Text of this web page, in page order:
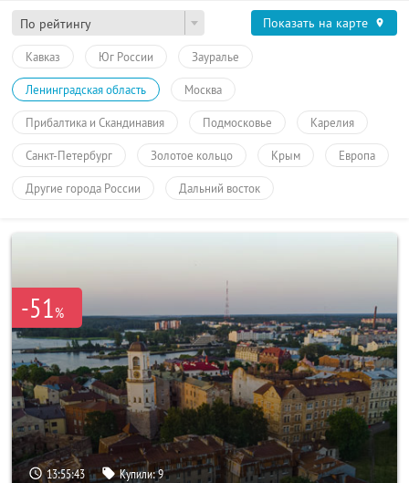
По рейтингу Показать на карте
Кавказ Юг России Зауралье
Ленинградская область Москва
Прибалтика и Скандинавия Подмосковье Карелия
Санкт-Петербург Золотое кольцо Крым Европа
Другие города России Дальний восток
-51%
13:55:43 Купили:9